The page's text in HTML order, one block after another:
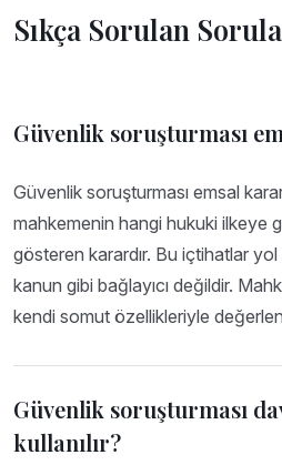
Sıkça Sorulan
Güvenlik soruşturması
Güvenlik soruşturması emsal
mahkemenin hangi hukuki ilkeye
gösteren karardır. Bu içtihatlar
kanun gibi bağlayıcı değildir.
kendi somut özellikleriyle
Güvenlik soruşturması
kullanılır?